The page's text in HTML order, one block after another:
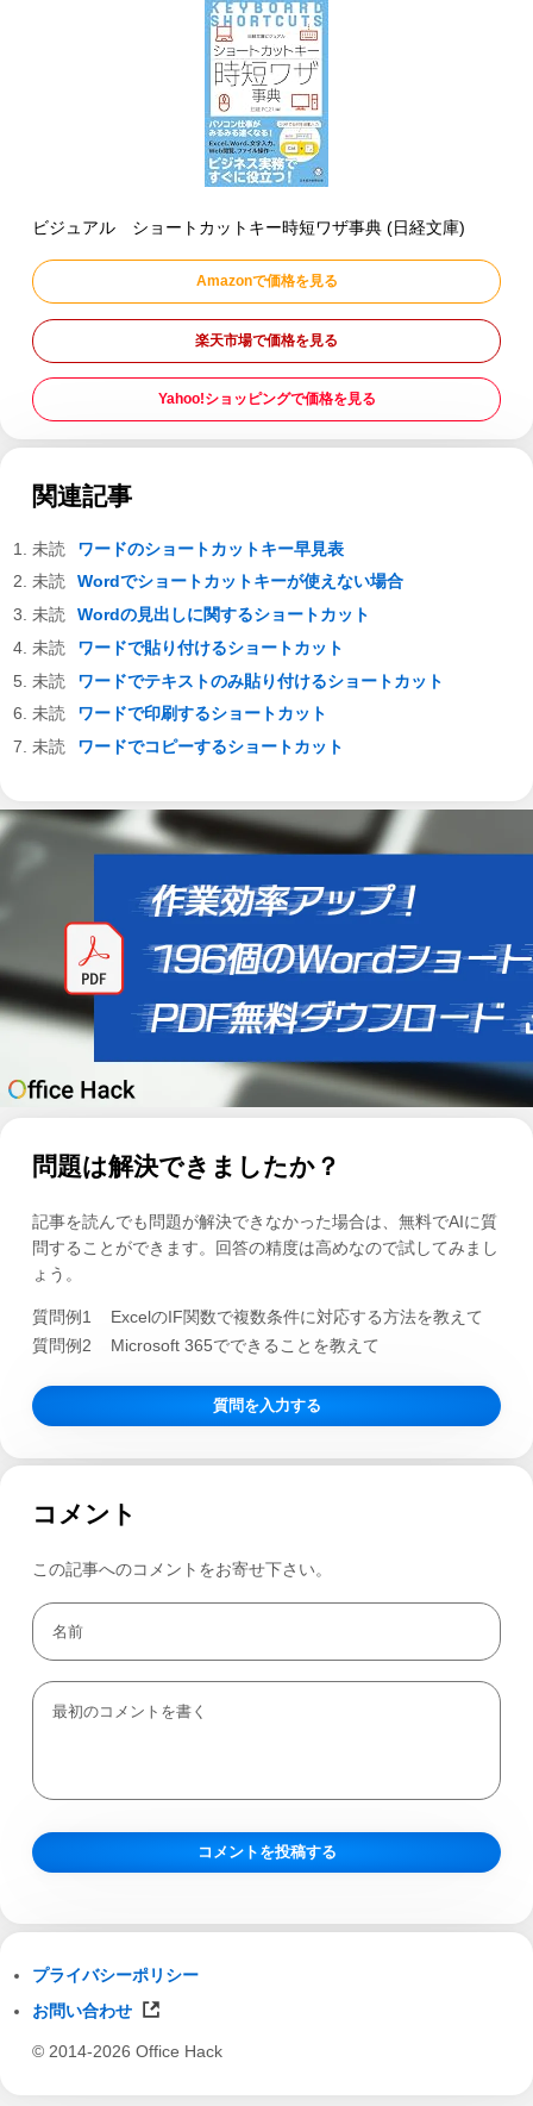
ビジュアル ショートカットキー時短ワザ事典 (日経文庫)
Amazonで価格を見る
楽天市場で価格を見る
Yahoo!ショッピングで価格を見る
関連記事
ワードのショートカットキー早見表
Wordでショートカットキーが使えない場合
Wordの見出しに関するショートカット
ワードで貼り付けるショートカット
ワードでテキストのみ貼り付けるショートカット
ワードで印刷するショートカット
ワードでコピーするショートカット
問題は解決できましたか？
記事を読んでも問題が解決できなかった場合は、無料でAIに質
問することができます。回答の精度は高めなので試してみまし
ょう。
質問例1
ExcelのIF関数で複数条件に対応する方法を教えて
質問例2
Microsoft 365でできることを教えて
質問を入力する
コメント
この記事へのコメントをお寄せ下さい。
プライバシーポリシー
お問い合わせ
© 2014-2026 Office Hack